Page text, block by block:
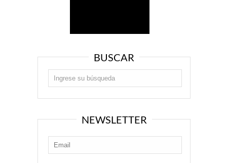
BUSCAR
NEWSLETTER